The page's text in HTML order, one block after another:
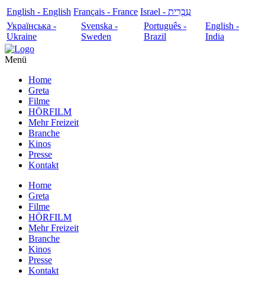
English - English Français - France
עִבְרִית - Israel
Українська -
Ukraine
Svenska -
Sweden
Português -
Brazil
English -
India
Menü
Home
Greta
Filme
HÖRFILM
Mehr Freizeit
Branche
Kinos
Presse
Kontakt
Home
Greta
Filme
HÖRFILM
Mehr Freizeit
Branche
Kinos
Presse
Kontakt